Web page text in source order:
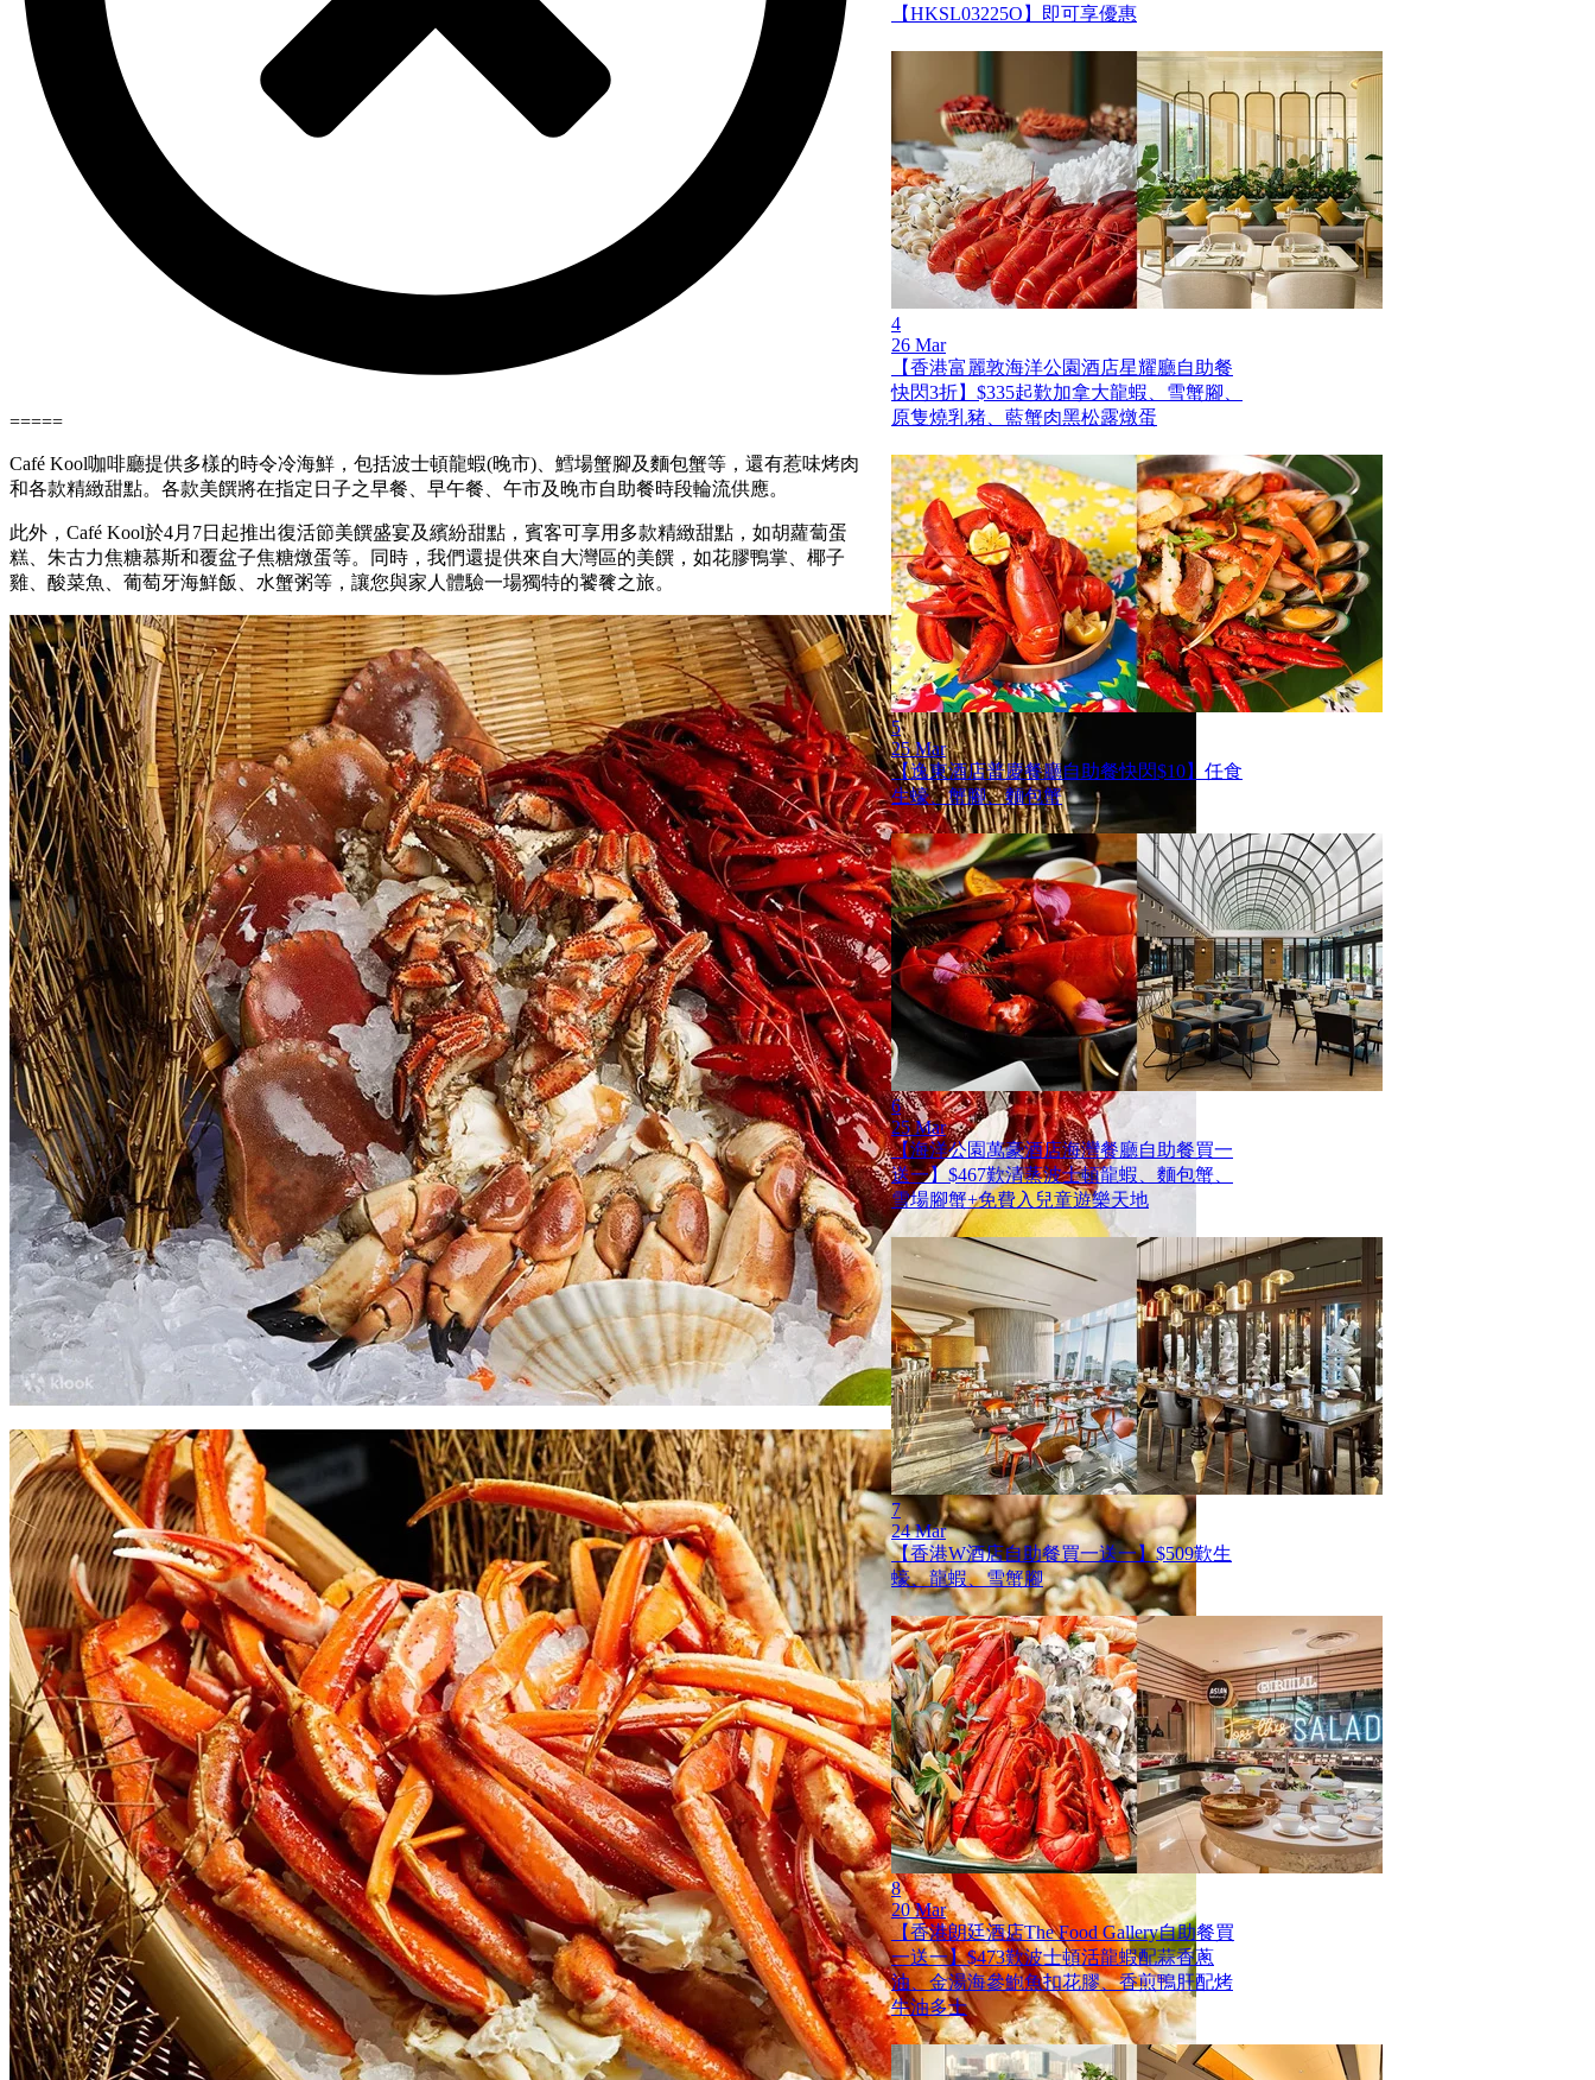
=====
Café Kool咖啡廳提供多樣的時令冷海鮮，包括波士頓龍蝦(晚市)、鱈場蟹腳及麵包蟹等，還有惹味烤肉
和各款精緻甜點。各款美饌將在指定日子之早餐、早午餐、午市及晚市自助餐時段輪流供應。
此外，Café Kool於4月7日起推出復活節美饌盛宴及繽紛甜點，賓客可享用多款精緻甜點，如胡蘿蔔蛋
糕、朱古力焦糖慕斯和覆盆子焦糖燉蛋等。同時，我們還提供來自大灣區的美饌，如花膠鴨掌、椰子
雞、酸菜魚、葡萄牙海鮮飯、水蟹粥等，讓您與家人體驗一場獨特的饕餮之旅。
【HKSL03225O】即可享優惠
4
26 Mar
【香港富麗敦海洋公園酒店星耀廳自助餐
快閃3折】$335起歎加拿大龍蝦、雪蟹腳、
原隻燒乳豬、藍蟹肉黑松露燉蛋
5
25 Mar
【逸東酒店普慶餐廳自助餐快閃$10】任食
生蠔、蟹腳、麵包蟹
6
25 Mar
【海洋公園萬豪酒店海灣餐廳自助餐買一
送一】$467歎清蒸波士頓龍蝦、麵包蟹、
雪場腳蟹+免費入兒童遊樂天地
7
24 Mar
【香港W酒店自助餐買一送一】$509歎生
蠔、龍蝦、雪蟹腳
8
20 Mar
【香港朗廷酒店The Food Gallery自助餐買
一送一】$473歎波士頓活龍蝦配蒜香蔥
油、金湯海參鮑魚扣花膠、香煎鴨肝配烤
牛油多士